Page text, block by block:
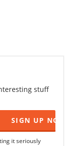
stuff
it seriously